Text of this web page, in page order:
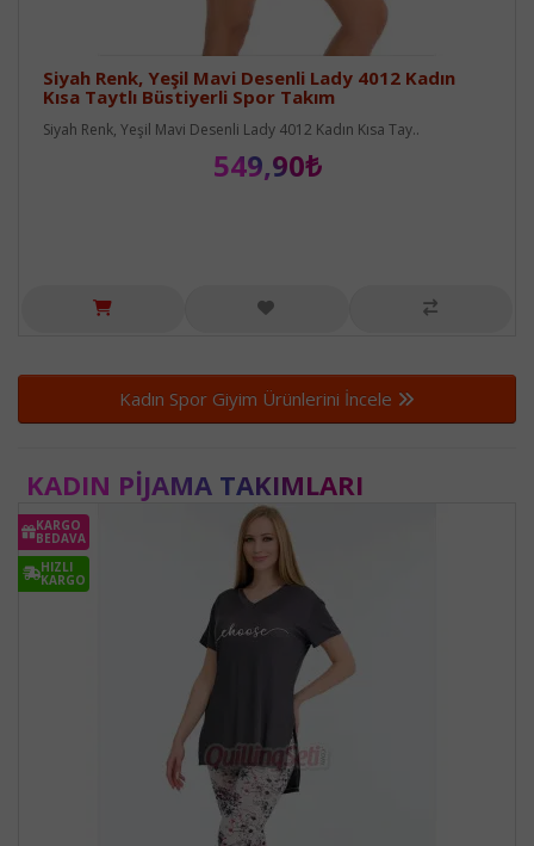
Siyah Renk, Yeşil Mavi Desenli Lady 4012 Kadın
Kısa Taytlı Büstiyerli Spor Takım
Siyah Renk, Yeşil Mavi Desenli Lady 4012 Kadın Kısa Tay..
549,90₺
Kadın Spor Giyim Ürünlerini İncele
KADIN PIJAMA TAKIMLARI
KARGO
BEDAVA
HIZLI
KARGO